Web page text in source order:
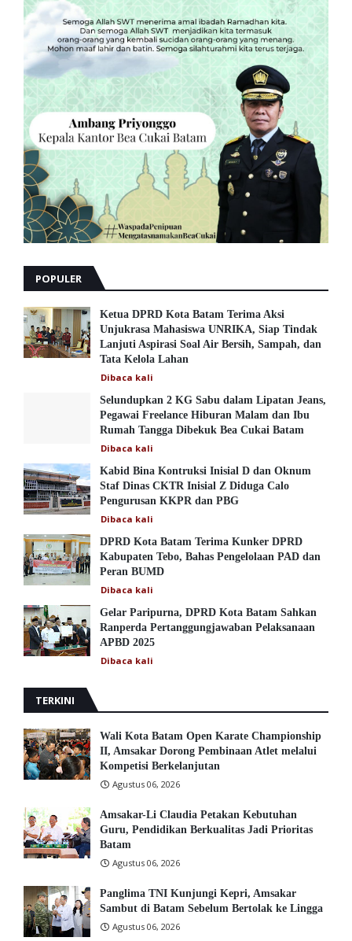
POPULER
Ketua DPRD Kota Batam Terima Aksi
Unjukrasa Mahasiswa UNRIKA, Siap Tindak
Lanjuti Aspirasi Soal Air Bersih, Sampah, dan
Tata Kelola Lahan
Dibaca kali
Selundupkan 2 KG Sabu dalam Lipatan Jeans,
Pegawai Freelance Hiburan Malam dan Ibu
Rumah Tangga Dibekuk Bea Cukai Batam
Dibaca kali
Kabid Bina Kontruksi Inisial D dan Oknum
Staf Dinas CKTR Inisial Z Diduga Calo
Pengurusan KKPR dan PBG
Dibaca kali
DPRD Kota Batam Terima Kunker DPRD
Kabupaten Tebo, Bahas Pengelolaan PAD dan
Peran BUMD
Dibaca kali
Gelar Paripurna, DPRD Kota Batam Sahkan
Ranperda Pertanggungjawaban Pelaksanaan
APBD 2025
Dibaca kali
TERKINI
Wali Kota Batam Open Karate Championship
II, Amsakar Dorong Pembinaan Atlet melalui
Kompetisi Berkelanjutan
Agustus 06, 2026
Amsakar-Li Claudia Petakan Kebutuhan
Guru, Pendidikan Berkualitas Jadi Prioritas
Batam
Agustus 06, 2026
Panglima TNI Kunjungi Kepri, Amsakar
Sambut di Batam Sebelum Bertolak ke Lingga
Agustus 06, 2026